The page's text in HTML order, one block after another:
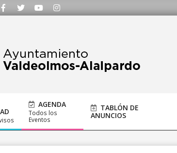
al 91 620 21 53 o escríbenos a ayuntamiento@alalpardo.org
AGENDA
Todos los
Eventos
TABLÓN DE
ANUNCIOS